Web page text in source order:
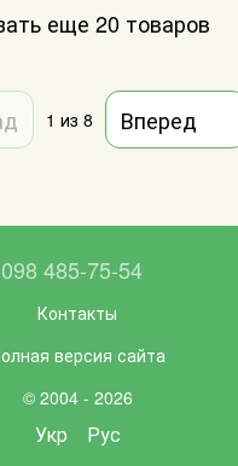
еще 20 товаров
1 из 8 Вперед
098 485-75-54
Контакты
версия сайта
© 2004 - 2026
Укр Рус